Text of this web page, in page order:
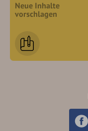
Neue Inhalte
vorschlagen